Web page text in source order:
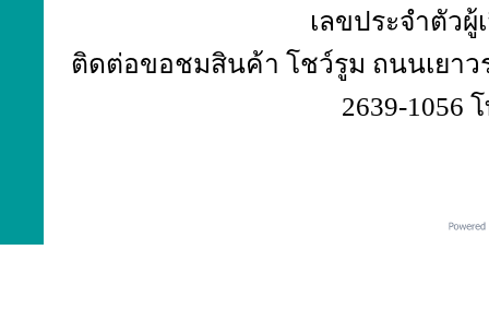
เลขประจำตัวผู้
ติดต่อขอชมสินค้า โชว์รูม ถนนเยาวร
2639-1056